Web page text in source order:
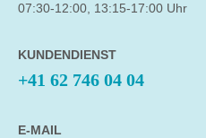
07:30-12:00, 13:15-17:00 Uhr
KUNDENDIENST
+41 62 746 04 04
E-MAIL